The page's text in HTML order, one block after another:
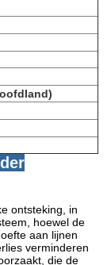
ontsteking, in
hoewel de
aan lijnen
verminderen
die de